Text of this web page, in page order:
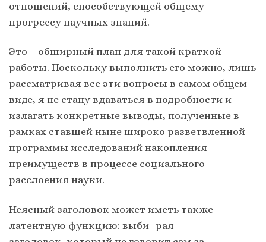
отношений, способствующей общему
прогрессу научных знаний.
Это – обширный план для такой краткой
работы. Поскольку выполнить его можно, лишь
рассматривая все эти вопросы в самом общем
виде, я не стану вдаваться в подробности и
излагать конкретные выводы, полученные в
рамках ставшей ныне широко разветвленной
программы исследований накопления
преимуществ в процессе социального
расслоения науки.
Неясный заголовок может иметь также
латентную функцию: выби- рая